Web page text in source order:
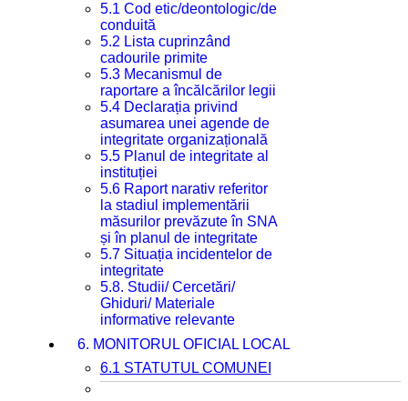
5.1 Cod etic/deontologic/de
conduită
5.2 Lista cuprinzând
cadourile primite
5.3 Mecanismul de
raportare a încălcărilor legii
5.4 Declarația privind
asumarea unei agende de
integritate organizațională
5.5 Planul de integritate al
instituției
5.6 Raport narativ referitor
la stadiul implementării
măsurilor prevăzute în SNA
și în planul de integritate
5.7 Situația incidentelor de
integritate
5.8. Studii/ Cercetări/
Ghiduri/ Materiale
informative relevante
6. MONITORUL OFICIAL LOCAL
6.1 STATUTUL COMUNEI